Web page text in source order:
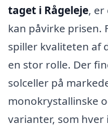
taget i Rågeleje, er
kan påvirke prisen.
spiller kvaliteten af
en stor rolle. Der
solceller på
monokrystallinske
varianter, som